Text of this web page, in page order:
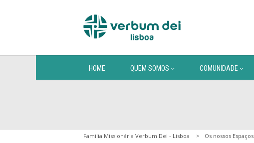
HOME QUEM SOMOS COMUNIDADE
Família Missionária Verbum Dei - Lisboa Os nossos Espaços